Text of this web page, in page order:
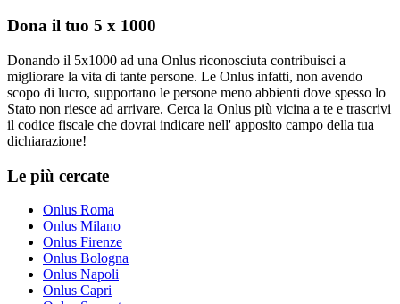
Dona il tuo 5 x 1000
Donando il 5x1000 ad una Onlus riconosciuta contribuisci a
migliorare la vita di tante persone. Le Onlus infatti, non avendo
scopo di lucro, supportano le persone meno abbienti dove spesso lo
Stato non riesce ad arrivare. Cerca la Onlus più vicina a te e trascrivi
il codice fiscale che dovrai indicare nell' apposito campo della tua
dichiarazione!
Le più cercate
Onlus Roma
Onlus Milano
Onlus Firenze
Onlus Bologna
Onlus Napoli
Onlus Capri